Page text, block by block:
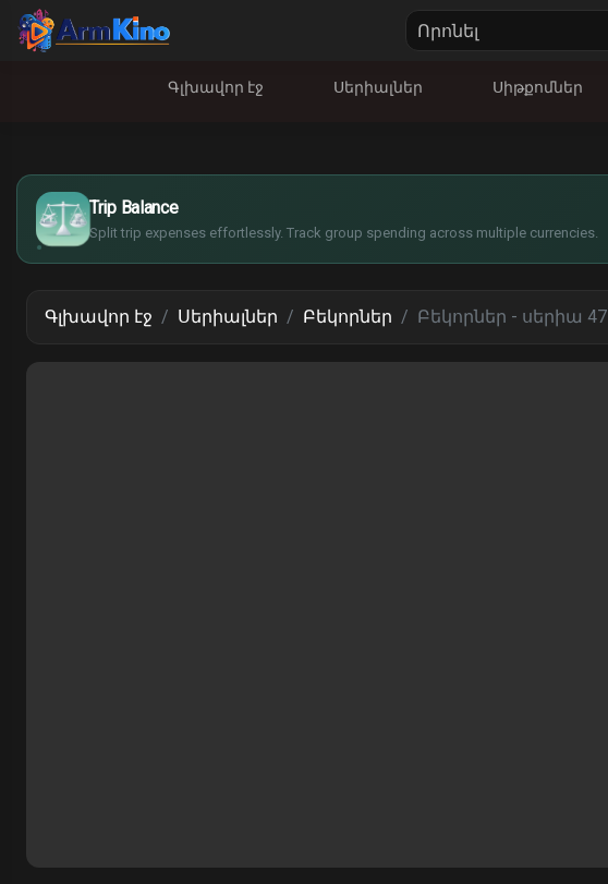
Գլխավոր էջ Սերիալներ Սիթքոմներ
Trip Balance
Split trip expenses effortlessly. Track group spending across multiple currencies.
€
¥
£
Գլխավոր էջ Սերիալներ Բեկորներ Բեկորներ - սերիա 47